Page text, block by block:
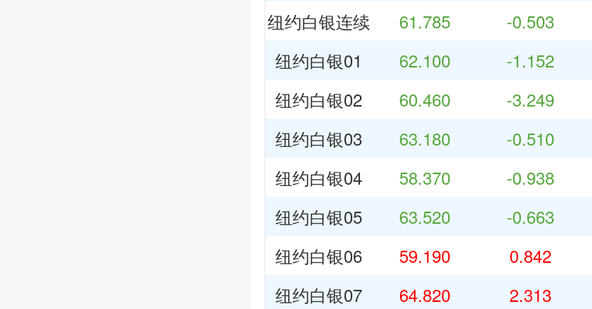
纽约白银连续
61.785 -0.503
纽约白银01
62.100 -1.152
纽约白银02
60.460 -3.249
纽约白银03
63.180 -0.510
纽约白银04
58.370 -0.938
纽约白银05
63.520 -0.663
纽约白银06
59.190 0.842
纽约白银07
64.820 2.313